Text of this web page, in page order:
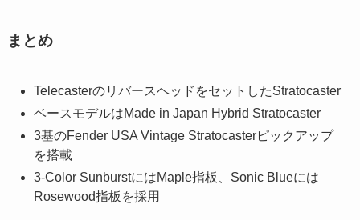
まとめ
TelecasterのリバースヘッドをセットしたStratocaster
ベースモデルはMade in Japan Hybrid Stratocaster
3基のFender USA Vintage Stratocasterピックアップ
を搭載
3-Color SunburstにはMaple指板、Sonic Blueには
Rosewood指板を採用